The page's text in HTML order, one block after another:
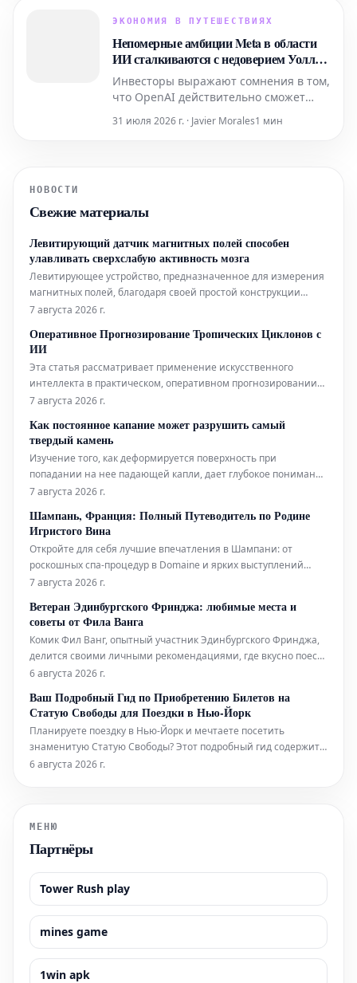
сервису Telpark по бронированию
интерпретируя один из самых
узнаваемых лет
ЭКОНОМИЯ В ПУТЕШЕСТВИЯХ
Непомерные амбиции Meta в области
ИИ сталкиваются с недоверием Уолл-
стрит
Инвесторы выражают сомнения в том,
что OpenAI действительно сможет
компания планирует вложить в
31 июля 2026 г. · Javier Morales1 мин
НОВОСТИ
Свежие материалы
Левитирующий датчик магнитных полей способен
улавливать сверхслабую активность мозга
Левитирующее устройство, предназначенное для измерения
магнитных полей, благодаря своей простой конструкции
может составить конкуренцию гораздо более сложным
Помимо этого, новый датчик открывает интригующие
перспективы для применения в таких
7 августа 2026 г.
Оперативное Прогнозирование Тропических Циклонов с
ИИ
Эта статья рассматривает применение искусственного
интеллекта в практическом, оперативном прогнозировании
тропических циклонов. Технологии ИИ используются для
суровых погодных явлений.
7 августа 2026 г.
Как постоянное капание может разрушить самый
твердый камень
Изучение того, как деформируется поверхность при
попадании на нее падающей капли, дает глубокое понимание
эрозионной мощи воды.
7 августа 2026 г.
Шампань, Франция: Полный Путеводитель по Родине
Игристого Вина
Откройте для себя лучшие впечатления в Шампани: от
роскошных спа-процедур в Domaine и ярких выступлений
живого хип-хопа до уникальных дегустаций на речных судах.
остановиться в этом легендарном регионе.
7 августа 2026 г.
Ветеран Эдинбургского Фринджа: любимые места и
советы от Фила Ванга
Комик Фил Ванг, опытный участник Эдинбургского Фринджа,
делится своими личными рекомендациями, где вкусно поесть
и выпить во время фестиваля в этом году. Он также указывает
забронировать.
6 августа 2026 г.
Ваш Подробный Гид по Приобретению Билетов на
Статую Свободы для Поездки в Нью-Йорк
Планируете поездку в Нью-Йорк и мечтаете посетить
знаменитую Статую Свободы? Этот подробный гид содержит
всю необходимую информацию, которая поможет вам легко
6 августа 2026 г.
МЕНЮ
Партнёры
Tower Rush play
mines game
1win apk